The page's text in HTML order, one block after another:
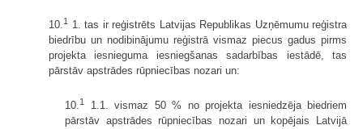
10.1
1. tas ir reģistrēts Latvijas Republikas Uzņēmumu reģistra
biedrību un nodibinājumu reģistrā vismaz piecus gadus pirms
projekta iesnieguma iesniegšanas sadarbības iestādē, tas
pārstāv apstrādes rūpniecības nozari un:
10.1
1.1. vismaz 50 % no projekta iesniedzēja biedriem
pārstāv apstrādes rūpniecības nozari un kopējais Latvijā